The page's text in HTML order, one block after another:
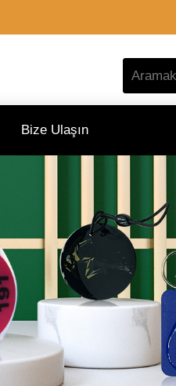
Bize Ulaşın